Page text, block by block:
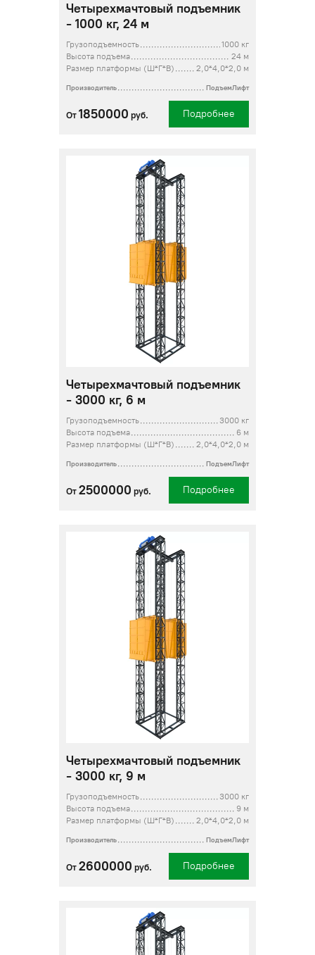
Четырехмачтовый подъемник
- 1000 кг, 24 м
Грузоподъемность
1000 кг
Высота подъема
24 м
Размер платформы (Ш*Г*В)
2,0*4,0*2,0 м
Производитель ПодъемЛифт
От 1850000 руб. Подробнее
Четырехмачтовый подъемник
- 3000 кг, 6 м
Грузоподъемность
3000 кг
Высота подъема
6 м
Размер платформы (Ш*Г*В)
2,0*4,0*2,0 м
Производитель ПодъемЛифт
От 2500000 руб. Подробнее
Четырехмачтовый подъемник
- 3000 кг, 9 м
Грузоподъемность
3000 кг
Высота подъема
9 м
Размер платформы (Ш*Г*В)
2,0*4,0*2,0 м
Производитель ПодъемЛифт
От 2600000 руб. Подробнее